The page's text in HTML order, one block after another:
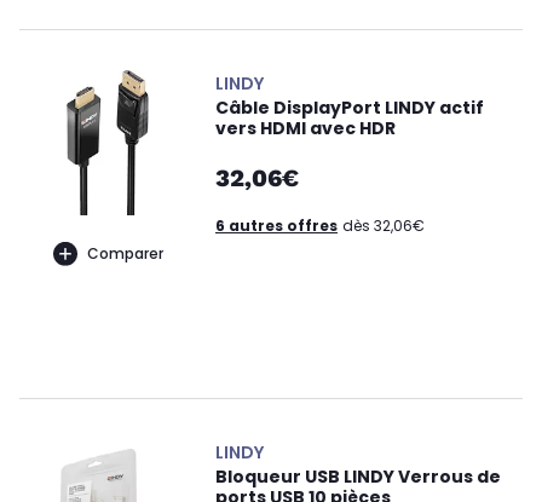
Comparer
LINDY
Câble DisplayPort LINDY actif
vers HDMI avec HDR
32,06€
6 autres offres dès 32,06€
LINDY
Bloqueur USB LINDY Verrous de
ports USB 10 pièces